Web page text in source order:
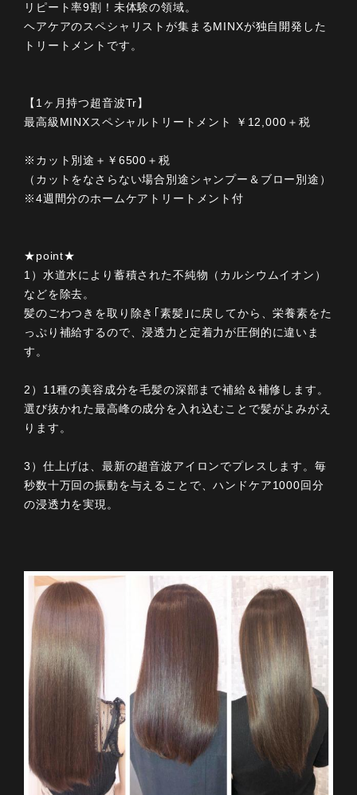
リピート率9割！未体験の領域。
ヘアケアのスペシャリストが集まるMINXが独自開発した
トリートメントです。
【1ヶ月持つ超音波Tr】
最高級MINXスペシャルトリートメント ￥12,000＋税
※カット別途＋￥6500＋税
（カットをなさらない場合別途シャンプー＆ブロー別途）
※4週間分のホームケアトリートメント付
★point★
1）水道水により蓄積された不純物（カルシウムイオン）
などを除去。
髪のごわつきを取り除き｢素髪｣に戻してから、栄養素をた
っぷり補給するので、浸透力と定着力が圧倒的に違いま
す。
2）11種の美容成分を毛髪の深部まで補給＆補修します。
選び抜かれた最高峰の成分を入れ込むことで髪がよみがえ
ります。
3）仕上げは、最新の超音波アイロンでプレスします。毎
秒数十万回の振動を与えることで、ハンドケア1000回分
の浸透力を実現。